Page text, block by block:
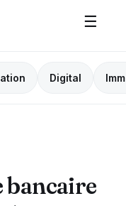
☰
Digital
bancaire